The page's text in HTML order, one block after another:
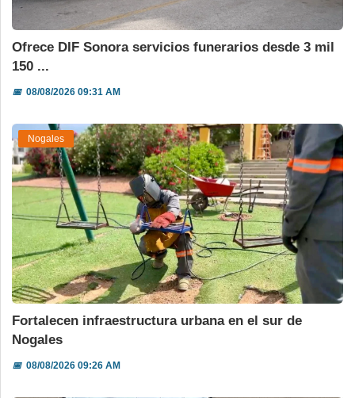
Ofrece DIF Sonora servicios funerarios desde 3 mil
150 ...
📅08/08/2026 09:31 AM
Nogales
Fortalecen infraestructura urbana en el sur de
Nogales
📅08/08/2026 09:26 AM